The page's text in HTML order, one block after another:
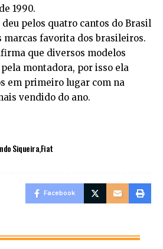
1990.
deu pelos quatro cantos do Brasil
marcas favorita dos brasileiros.
que diversos modelos
montadora, por isso ela
em primeiro lugar com na
vendido do ano.
SiqueiraFiat
Facebook